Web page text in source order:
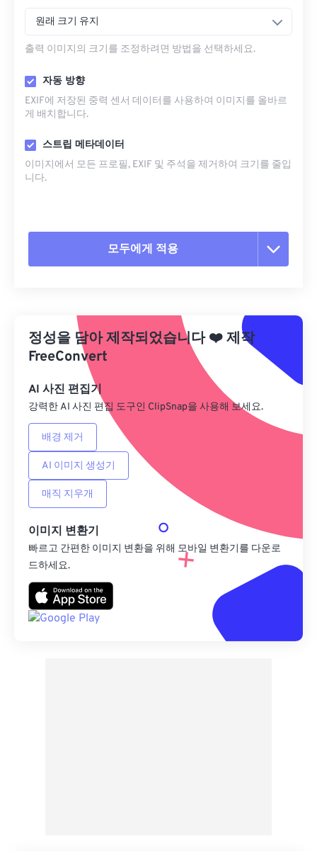
원래 크기 유지
출력 이미지의 크기를 조정하려면 방법을 선택하세요.
자동 방향
EXIF에 저장된 중력 센서 데이터를 사용하여 이미지를 올바르
게 배치합니다.
스트립 메타데이터
이미지에서 모든 프로필, EXIF ​​및 주석을 제거하여 크기를 줄입
니다.
모두에게 적용
사전 설정에서 적용
사전 설정으로 저장
정성을 담아 제작되었습니다❤️제작
FreeConvert
AI 사진 편집기
강력한 AI 사진 편집 도구인 ClipSnap을 사용해 보세요.
배경 제거
AI 이미지 생성기
매직 지우개
이미지 변환기
빠르고 간편한 이미지 변환을 위해 모바일 변환기를 다운로
드하세요.